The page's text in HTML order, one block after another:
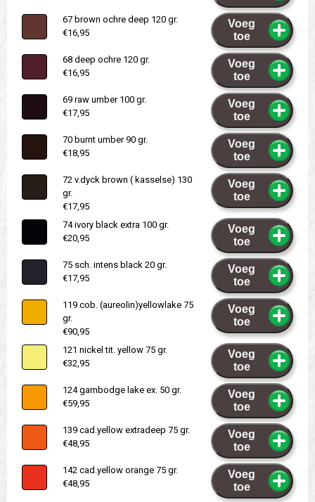
67 brown ochre deep 120 gr.
€16,95
Voeg
toe
68 deep ochre 120 gr.
€16,95
Voeg
toe
69 raw umber 100 gr.
€17,95
Voeg
toe
70 burnt umber 90 gr.
€18,95
Voeg
toe
72 v.dyck brown ( kasselse) 130
gr.
€17,95
Voeg
toe
74 ivory black extra 100 gr.
€20,95
Voeg
toe
75 sch. intens black 20 gr.
€17,95
Voeg
toe
119 cob. (aureolin)yellowlake 75
gr.
€90,95
Voeg
toe
121 nickel tit. yellow 75 gr.
€32,95
Voeg
toe
124 gambodge lake ex. 50 gr.
€59,95
Voeg
toe
139 cad.yellow extradeep 75 gr.
€48,95
Voeg
toe
142 cad.yellow orange 75 gr.
€48,95
Voeg
toe